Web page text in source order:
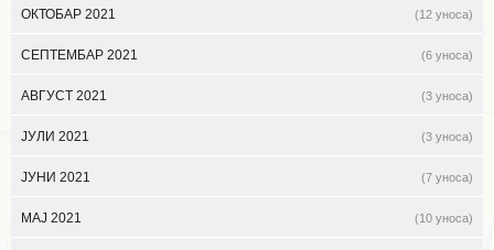
ОКТОБАР 2021 (12 уноса)
СЕПТЕМБАР 2021 (6 уноса)
АВГУСТ 2021 (3 уноса)
ЈУЛИ 2021 (3 уноса)
ЈУНИ 2021 (7 уноса)
МАЈ 2021 (10 уноса)